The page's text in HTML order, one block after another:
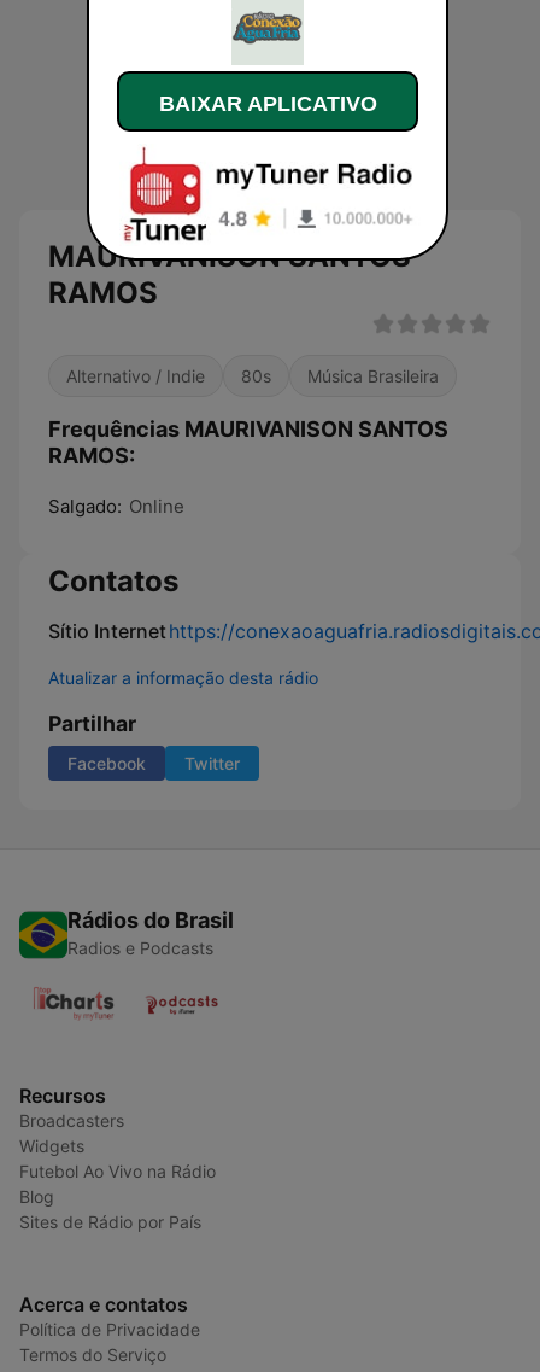
MAURIVANISON SANTOS
RAMOS
Alternativo / Indie 80s Música Brasileira
Frequências MAURIVANISON SANTOS
RAMOS:
Salgado: Online
Contatos
Sítio Internethttps://
Atualizar a informação desta rádio
Partilhar
Facebook Twitter
Rádios do Brasil
Radios e Podcasts
Recursos
Broadcasters
Widgets
Futebol Ao Vivo na Rádio
Blog
Sites de Rádio por País
Acerca e contatos
Política de Privacidade
Termos do Serviço
BAIXAR APLICATIVO